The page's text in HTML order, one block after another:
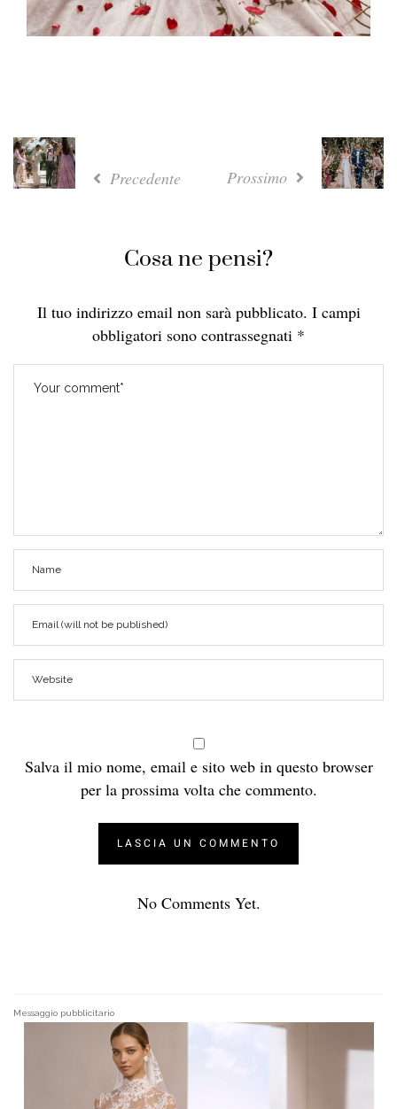
Precedente Prossimo
Cosa ne pensi?
Il tuo indirizzo email non sarà pubblicato. I campi
obbligatori sono contrassegnati *
Salva il mio nome, email e sito web in questo browser
per la prossima volta che commento.
No Comments Yet.
Messaggio pubblicitario